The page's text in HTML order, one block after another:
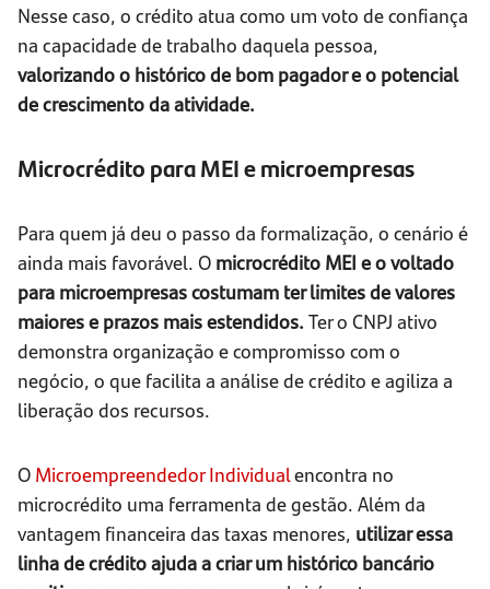
Nesse caso, o crédito atua como um voto de confiança
na capacidade de trabalho daquela pessoa,
valorizando o histórico de bom pagador e o potencial
de crescimento da atividade.
Microcrédito para MEI e microempresas
Para quem já deu o passo da formalização, o cenário é
ainda mais favorável. O microcrédito MEI e o voltado
para microempresas costumam ter limites de valores
maiores e prazos mais estendidos. Ter o CNPJ ativo
demonstra organização e compromisso com o
negócio, o que facilita a análise de crédito e agiliza a
liberação dos recursos.
O Microempreendedor Individualencontra no
microcrédito uma ferramenta de gestão. Além da
vantagem financeira das taxas menores, utilizar essa
linha de crédito ajuda a criar um histórico bancário